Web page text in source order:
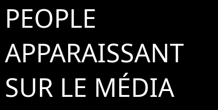
PEOPLE
APPARAISSANT
SUR LE MÉDIA